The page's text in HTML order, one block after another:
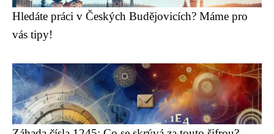
Hledáte práci v Českých Budějovicích? Máme pro
vás tipy!